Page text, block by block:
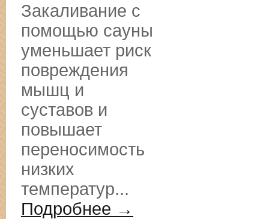
Закаливание с
помощью сауны
уменьшает риск
повреждения
мышц и
суставов и
повышает
переносимость
низких
температур...
Подробнее →